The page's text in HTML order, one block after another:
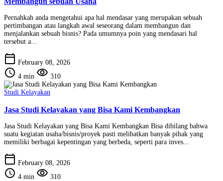
Pernahkah anda mengetahui apa hal mendasar yang merupakan sebuah
pertimbangan atau langkah awal seseorang dalam membangun dan
menjalankan sebuah bisnis? Pada umumnya poin yang mendasari hal
tersebut a...
calendar_today February 08, 2026
schedule 4 min visibility 310
Studi Kelayakan
Jasa Studi Kelayakan yang Bisa Kami Kembangkan
Jasa Studi Kelayakan yang Bisa Kami Kembangkan Bisa dibilang bahwa
suatu kegiatan usaha/bisnis/proyek pasti melibatkan banyak pihak yang
memiliki berbagai kepentingan yang berbeda, seperti para inves...
calendar_today February 08, 2026
schedule 4 min visibility 310